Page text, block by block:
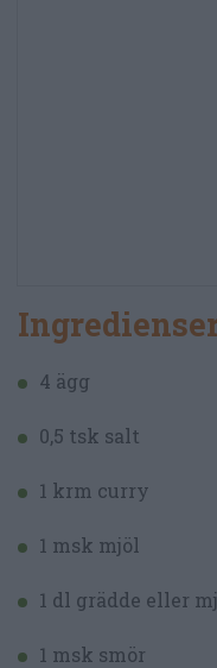
4 ägg
0,5 tsk salt
1 krm curry
1 msk mjöl
1 dl grädde eller
1 msk smör